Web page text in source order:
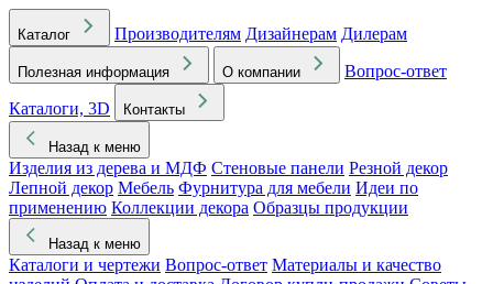
Каталог Производителям Дизайнерам Дилерам
Полезная информация О компании
Вопрос-ответ
Каталоги, 3D
Контакты
Назад к меню
Изделия из дерева и МДФ Стеновые панели Резной декор
Лепной декор Мебель Фурнитура для мебели Идеи по
применению Коллекции декора Образцы продукции
Назад к меню
Каталоги и чертежи Вопрос-ответ Материалы и качество